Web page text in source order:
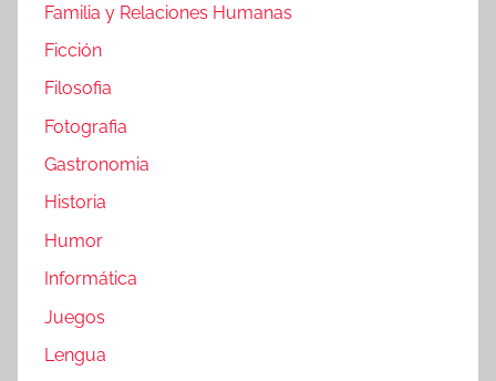
Familia y Relaciones Humanas
Ficción
Filosofia
Fotografia
Gastronomia
Historia
Humor
Informática
Juegos
Lengua